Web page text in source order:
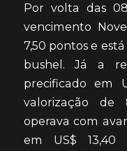
Por volta das
vencimento
7,50 pontos e
bushel. Já a
precificado em
valorização de
operava com
em US$